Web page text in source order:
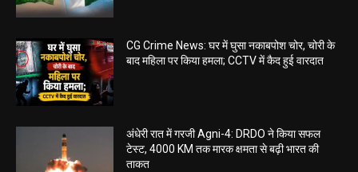
CG Crime News: घर में घुसा नकाबपोश चोर, चोरी के
बाद महिला पर किया हमला; CCTV में कैद हुई वारदात
अंधेरी रात में गरजी Agni-4: DRDO ने किया सफल
टेस्ट, 4000 KM तक मारक क्षमता से बढ़ी भारत की
ताकत